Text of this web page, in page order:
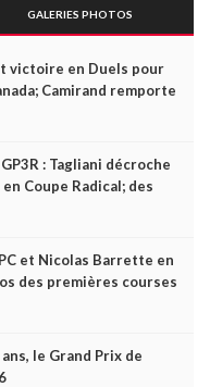
GALERIES PHOTOS
victoire en Duels pour
Camirand remporte
: Tagliani décroche
Coupe Radical; des
et Nicolas Barrette en
des premières courses
le Grand Prix de